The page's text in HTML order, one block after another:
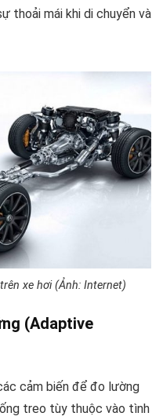
thoải mái khi di chuyển và
xe hơi (Ảnh: Internet)
(Adaptive
cảm biến để đo lường
treo tùy thuộc vào tình